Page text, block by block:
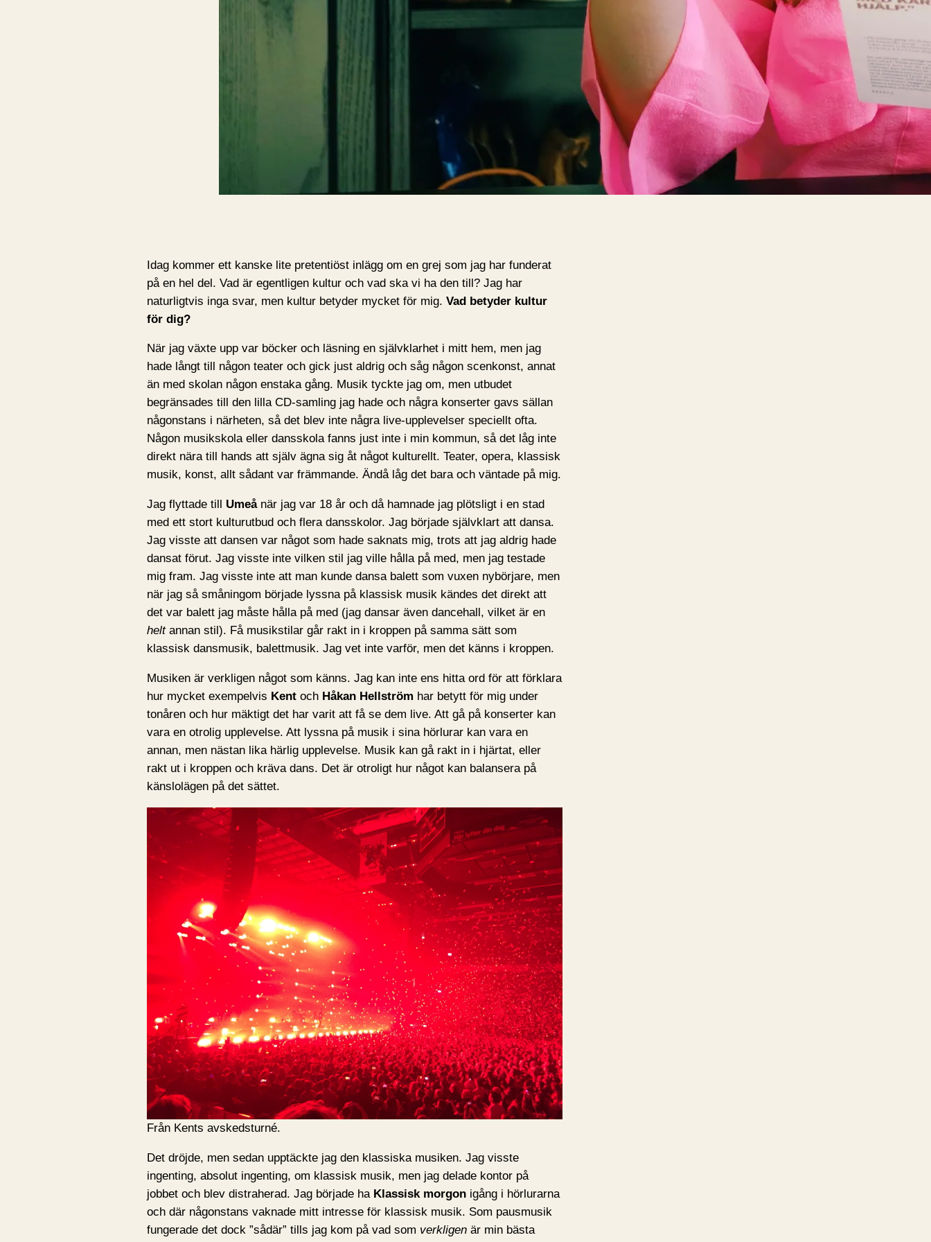
Idag kommer ett kanske lite pretentiöst inlägg om en grej som jag har funderat
på en hel del. Vad är egentligen kultur och vad ska vi ha den till? Jag har
naturligtvis inga svar, men kultur betyder mycket för mig. Vad betyder kultur
för dig?
När jag växte upp var böcker och läsning en självklarhet i mitt hem, men jag
hade långt till någon teater och gick just aldrig och såg någon scenkonst, annat
än med skolan någon enstaka gång. Musik tyckte jag om, men utbudet
begränsades till den lilla CD-samling jag hade och några konserter gavs sällan
någonstans i närheten, så det blev inte några live-upplevelser speciellt ofta.
Någon musikskola eller dansskola fanns just inte i min kommun, så det låg inte
direkt nära till hands att själv ägna sig åt något kulturellt. Teater, opera, klassisk
musik, konst, allt sådant var främmande. Ändå låg det bara och väntade på mig.
Jag flyttade till Umeå när jag var 18 år och då hamnade jag plötsligt i en stad
med ett stort kulturutbud och flera dansskolor. Jag började självklart att dansa.
Jag visste att dansen var något som hade saknats mig, trots att jag aldrig hade
dansat förut. Jag visste inte vilken stil jag ville hålla på med, men jag testade
mig fram. Jag visste inte att man kunde dansa balett som vuxen nybörjare, men
när jag så småningom började lyssna på klassisk musik kändes det direkt att
det var balett jag måste hålla på med (jag dansar även dancehall, vilket är en
heltannan stil). Få musikstilar går rakt in i kroppen på samma sätt som
klassisk dansmusik, balettmusik. Jag vet inte varför, men det känns i kroppen.
Musiken är verkligen något som känns. Jag kan inte ens hitta ord för att förklara
hur mycket exempelvis Kent och Håkan Hellström har betytt för mig under
tonåren och hur mäktigt det har varit att få se dem live. Att gå på konserter kan
vara en otrolig upplevelse. Att lyssna på musik i sina hörlurar kan vara en
annan, men nästan lika härlig upplevelse. Musik kan gå rakt in i hjärtat, eller
rakt ut i kroppen och kräva dans. Det är otroligt hur något kan balansera på
känslolägen på det sättet.
Från Kents avskedsturné.
Det dröjde, men sedan upptäckte jag den klassiska musiken. Jag visste
ingenting, absolut ingenting, om klassisk musik, men jag delade kontor på
jobbet och blev distraherad. Jag började ha Klassisk morgon igång i hörlurarna
och där någonstans vaknade mitt intresse för klassisk musik. Som pausmusik
fungerade det dock ”sådär” tills jag kom på vad som verkligen är min bästa
Bokblomma
Rent hus av Alia
Trabucco Zerán